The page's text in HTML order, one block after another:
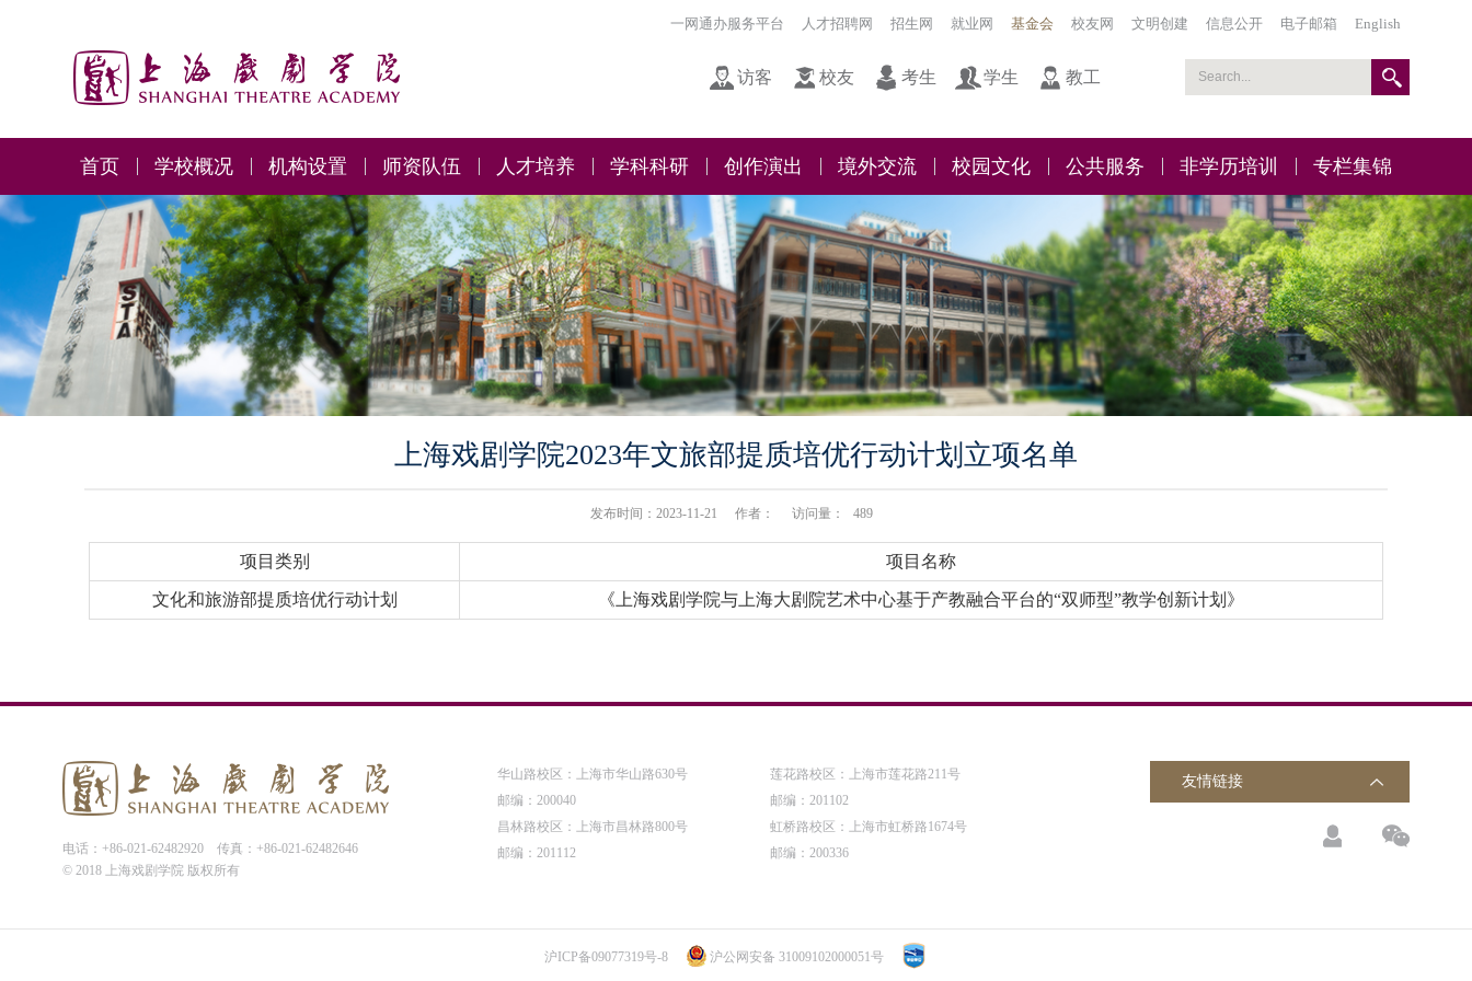
一网通办服务平台 人才招聘网 招生网 就业网 基金会 校友网 文明创建 信息公开 电子邮箱 English
访客 校友 考生 学生 教工
首页 学校概况 机构设置 师资队伍 人才培养 学科科研 创作演出 境外交流 校园文化 公共服务 非学历培训 专栏集锦
上海戏剧学院2023年文旅部提质培优行动计划立项名单
发布时间：2023-11-21 作者： 访问量： 489
项目类别 项目名称
文化和旅游部提质培优行动计划 《上海戏剧学院与上海大剧院艺术中心基于产教融合平台的“双师型”教学创新计划》
电话：+86-021-62482920
传真：+86-021-62482646
© 2018 上海戏剧学院 版权所有
华山路校区：上海市华山路630号
邮编：200040
昌林路校区：上海市昌林路800号
邮编：201112
莲花路校区：上海市莲花路211号
邮编：201102
虹桥路校区：上海市虹桥路1674号
邮编：200336
友情链接
沪ICP备09077319号-8 沪公网安备 31009102000051号